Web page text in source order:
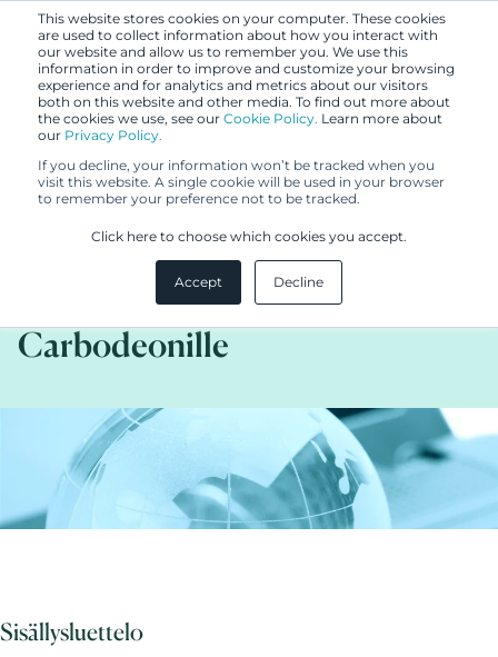
This website stores cookies on your computer. These cookies
are used to collect information about how you interact with
our website and allow us to remember you. We use this
information in order to improve and customize your browsing
experience and for analytics and metrics about our visitors
both on this website and other media. To find out more about
the cookies we use, see our Cookie Policy. Learn more about
our Privacy Policy.
If you decline, your information won’t be tracked when you
visit this website. A single cookie will be used in your browser
to remember your preference not to be tracked.
Click here to choose which cookies you accept.
Accept Decline
10.11.2015
Berggren Inc.: ensimmäinen
kansallinen US-hakemus
jätettiin asiakkaallemme
Carbodeonille
Sisällysluettelo